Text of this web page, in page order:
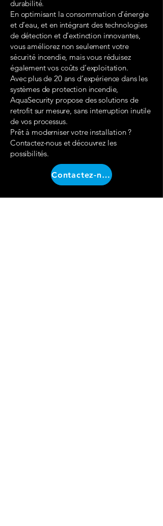
durabilité.
En optimisant la consommation d’énergie
et d’eau, et en intégrant des technologies
de détection et d’extinction innovantes,
vous améliorez non seulement votre
sécurité incendie, mais vous réduisez
également vos coûts d’exploitation.
Avec plus de 20 ans d’expérience dans les
systèmes de protection incendie,
AquaSecurity propose des solutions de
retrofit sur mesure, sans interruption inutile
de vos processus.
Prêt à moderniser votre installation ?
Contactez-nous et découvrez les
possibilités.
Contactez-nous